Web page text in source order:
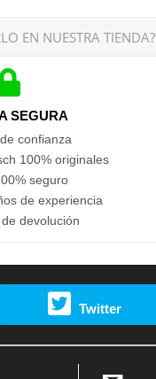
EN NUESTRA TIENDA?
SEGURA
confianza
100% originales
seguro
de experiencia
devolución
Twitter